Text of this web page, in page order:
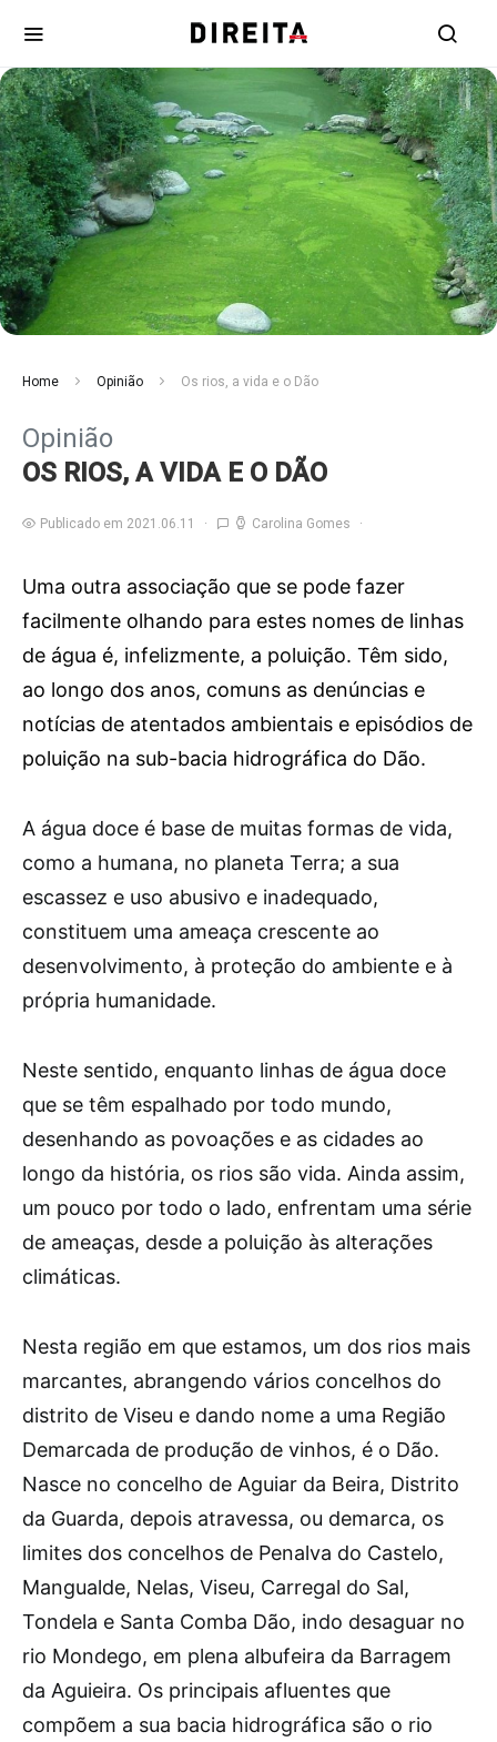
Home Opinião Os rios, a vida e o Dão
Opinião
OS RIOS, A VIDA E O DÃO
Publicado em 2021.06.11 Carolina Gomes
Uma outra associação que se pode fazer
facilmente olhando para estes nomes de linhas
de água é, infelizmente, a poluição. Têm sido,
ao longo dos anos, comuns as denúncias e
notícias de atentados ambientais e episódios de
poluição na sub-bacia hidrográfica do Dão.
A água doce é base de muitas formas de vida,
como a humana, no planeta Terra; a sua
escassez e uso abusivo e inadequado,
constituem uma ameaça crescente ao
desenvolvimento, à proteção do ambiente e à
própria humanidade.
Neste sentido, enquanto linhas de água doce
que se têm espalhado por todo mundo,
desenhando as povoações e as cidades ao
longo da história, os rios são vida. Ainda assim,
um pouco por todo o lado, enfrentam uma série
de ameaças, desde a poluição às alterações
climáticas.
Nesta região em que estamos, um dos rios mais
marcantes, abrangendo vários concelhos do
distrito de Viseu e dando nome a uma Região
Demarcada de produção de vinhos, é o Dão.
Nasce no concelho de Aguiar da Beira, Distrito
da Guarda, depois atravessa, ou demarca, os
limites dos concelhos de Penalva do Castelo,
Mangualde, Nelas, Viseu, Carregal do Sal,
Tondela e Santa Comba Dão, indo desaguar no
rio Mondego, em plena albufeira da Barragem
da Aguieira. Os principais afluentes que
compõem a sua bacia hidrográfica são o rio